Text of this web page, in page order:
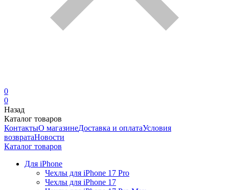
0
0
Назад
Каталог товаров
КонтактыО магазинеДоставка и оплатаУсловия
возвратаНовости
Каталог товаров
Для iPhone
Чехлы для iPhone 17 Pro
Чехлы для iPhone 17